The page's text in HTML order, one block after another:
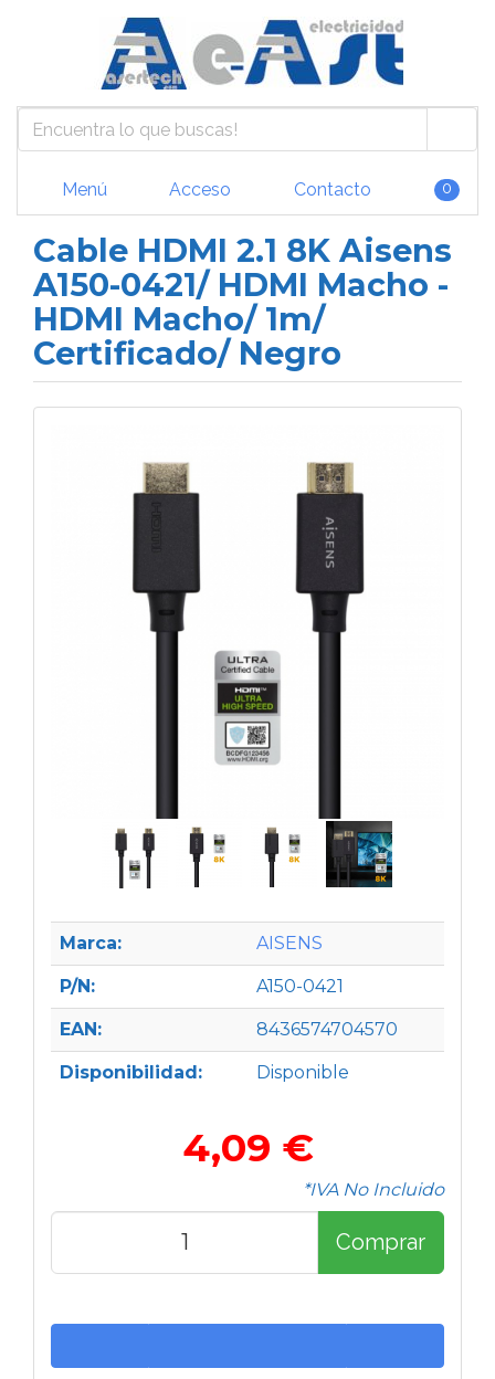
Menú Acceso Contacto 0
Cable HDMI 2.1 8K Aisens
A150-0421/ HDMI Macho -
HDMI Macho/ 1m/
Certificado/ Negro
Marca: AISENS
P/N: A150-0421
EAN: 8436574704570
Disponibilidad: Disponible
4,09 €
*IVA No Incluido
Comprar